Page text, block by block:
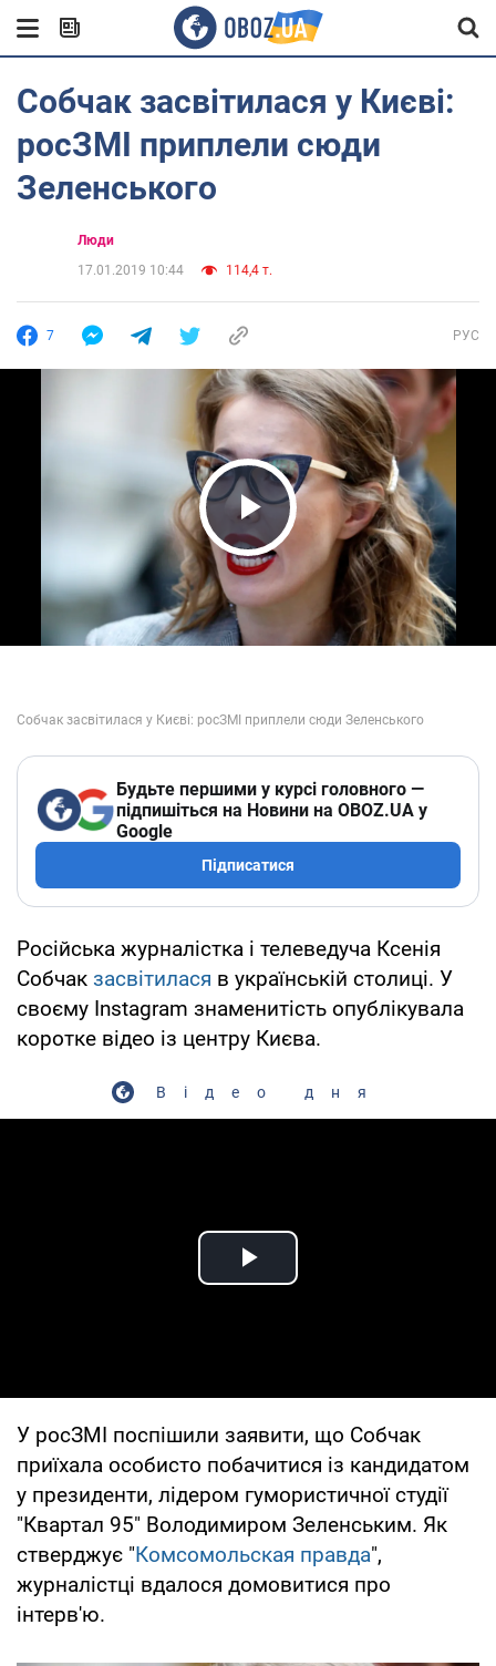
Собчак засвітилася у Києві:
росЗМІ приплели сюди
Зеленського
Люди
17.01.2019 10:44
114,4 т.
7 РУС
Play Video
Будьте першими у курсі головного —
підпишіться на Новини на OBOZ.UA у
Google
Підписатися
Російська журналістка і телеведуча Ксенія
Собчак засвітилася в українській столиці. У
своєму Instagram знаменитість опублікувала
коротке відео із центру Києва.
Відео дня
Play Video
У росЗМІ поспішили заявити, що Собчак
приїхала особисто побачитися із кандидатом
у президенти, лідером гумористичної студії
"Квартал 95" Володимиром Зеленським. Як
стверджує "Комсомольская правда",
журналістці вдалося домовитися про
інтерв'ю.